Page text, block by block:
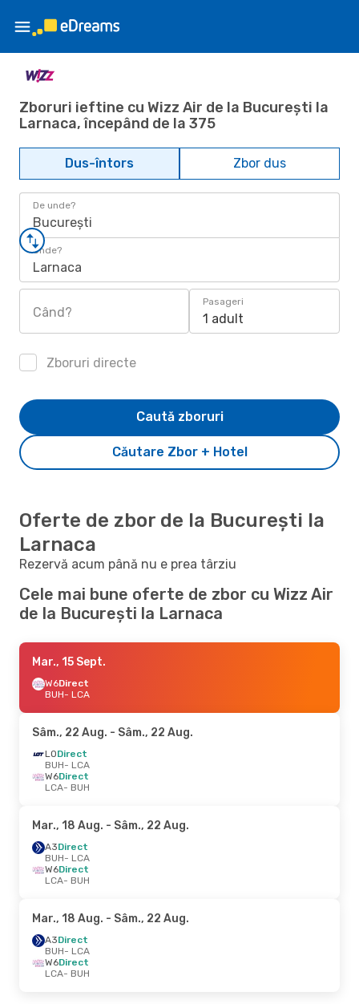
Zboruri ieftine cu Wizz Air de la București la
Larnaca, începând de la 375
Dus-întors Zbor dus
De unde?
București
Unde?
Larnaca
Când?
Pasageri
1 adult
Zboruri directe
Căutare Zbor + Hotel
Caută zboruri
Oferte de zbor de la București la
Larnaca
Rezervă acum până nu e prea târziu
Cele mai bune oferte de zbor cu Wizz Air
de la București la Larnaca
Mar., 15 Sept.
W6Direct
BUH- LCA
Sâm., 22 Aug. - Sâm., 22 Aug.
LODirect
BUH- LCA
W6Direct
LCA- BUH
Mar., 18 Aug. - Sâm., 22 Aug.
A3Direct
BUH- LCA
W6Direct
LCA- BUH
Mar., 18 Aug. - Sâm., 22 Aug.
A3Direct
BUH- LCA
W6Direct
LCA- BUH